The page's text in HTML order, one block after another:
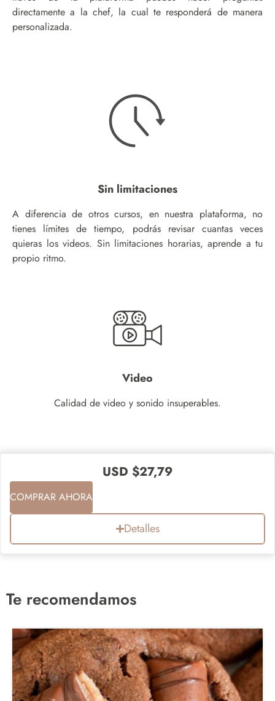
directamente a la chef, la cual te responderá de manera
personalizada.
Sin limitaciones
A diferencia de otros cursos, en nuestra plataforma, no
tienes límites de tiempo, podrás revisar cuantas veces
quieras los videos. Sin limitaciones horarias, aprende a tu
propio ritmo.
Video
Calidad de video y sonido insuperables.
USD $27,79
COMPRAR AHORA
Detalles
Te recomendamos